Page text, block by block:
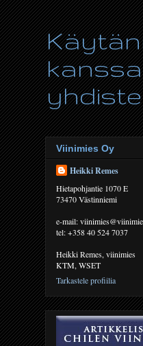
Viinimies Oy
Heikki Remes
Hietapohjantie 1070 E
73470 Västinniemi
e-mail:
tel: +358 40 524 7037
Heikki Remes, viinimies
KTM, WSET
Tarkastele profiilia